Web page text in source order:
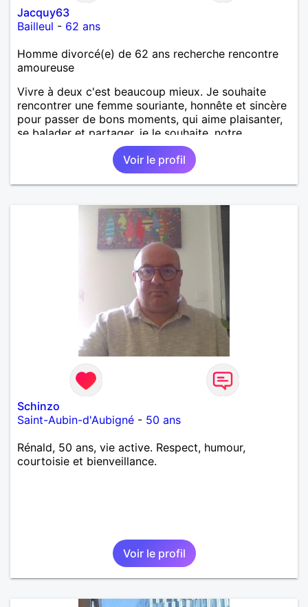
Jacquy63
Bailleul - 62 ans
Homme divorcé(e) de 62 ans recherche rencontre
amoureuse
Vivre à deux c'est beaucoup mieux. Je souhaite
rencontrer une femme souriante, honnête et sincère
pour passer de bons moments, qui aime plaisanter,
se balader et partager, je le souhaite, notre
complicité. J'aime beaucoup les chantiers de
randonnée pour se défouler, se relaxer, se détendre
et finalement prendre du bon temps. C'est difficile
de tout dire en quelques lignes. En revanche, vous
d'informations. A bientôt
Voir le profil
Schinzo
Saint-Aubin-d'Aubigné - 50 ans
Rénald, 50 ans, vie active. Respect, humour,
courtoisie et bienveillance.
Voir le profil